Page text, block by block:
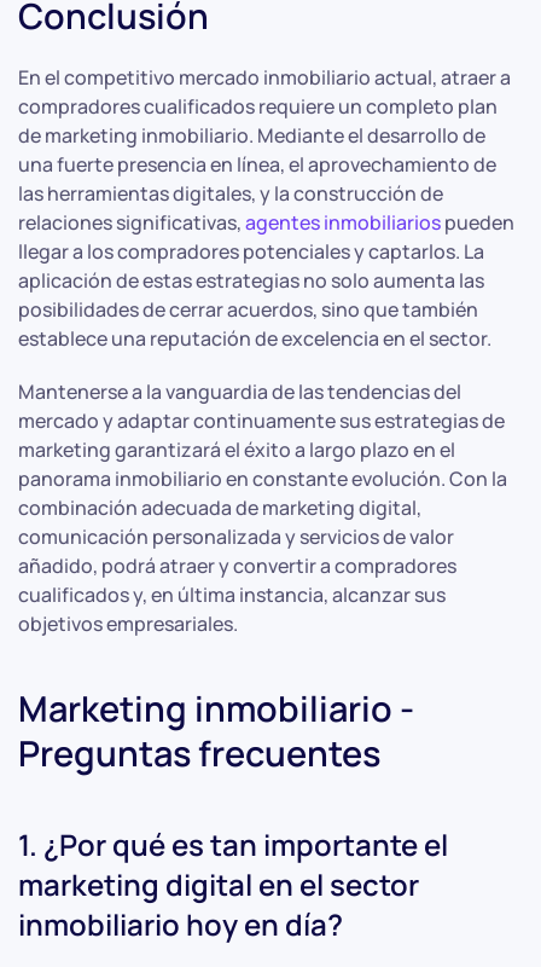
Conclusión
En el competitivo mercado inmobiliario actual, atraer a
compradores cualificados requiere un completo plan
de marketing inmobiliario. Mediante el desarrollo de
una fuerte presencia en línea, el aprovechamiento de
las herramientas digitales, y la construcción de
relaciones significativas,agentes inmobiliariospueden
llegar a los compradores potenciales y captarlos. La
aplicación de estas estrategias no solo aumenta las
posibilidades de cerrar acuerdos, sino que también
establece una reputación de excelencia en el sector.
Mantenerse a la vanguardia de las tendencias del
mercado y adaptar continuamente sus estrategias de
marketing garantizará el éxito a largo plazo en el
panorama inmobiliario en constante evolución. Con la
combinación adecuada de marketing digital,
comunicación personalizada y servicios de valor
añadido, podrá atraer y convertir a compradores
cualificados y, en última instancia, alcanzar sus
objetivos empresariales.
Marketing inmobiliario -
Preguntas frecuentes
1. ¿Por qué es tan importante el
marketing digital en el sector
inmobiliario hoy en día?